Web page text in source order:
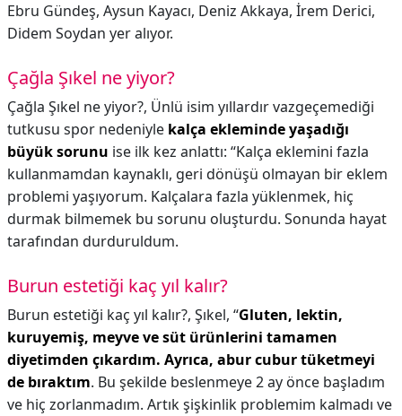
Ebru Gündeş, Aysun Kayacı, Deniz Akkaya, İrem Derici,
Didem Soydan yer alıyor.
Çağla Şıkel ne yiyor?
Çağla Şıkel ne yiyor?, Ünlü isim yıllardır vazgeçemediği
tutkusu spor nedeniyle kalça ekleminde yaşadığı
büyük sorunu ise ilk kez anlattı: “Kalça eklemini fazla
kullanmamdan kaynaklı, geri dönüşü olmayan bir eklem
problemi yaşıyorum. Kalçalara fazla yüklenmek, hiç
durmak bilmemek bu sorunu oluşturdu. Sonunda hayat
tarafından durduruldum.
Burun estetiği kaç yıl kalır?
Burun estetiği kaç yıl kalır?, Şıkel, “Gluten, lektin,
kuruyemiş, meyve ve süt ürünlerini tamamen
diyetimden çıkardım. Ayrıca, abur cubur tüketmeyi
de bıraktım. Bu şekilde beslenmeye 2 ay önce başladım
ve hiç zorlanmadım. Artık şişkinlik problemim kalmadı ve